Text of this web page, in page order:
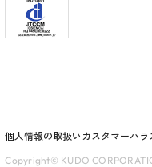
個人情報の取扱い カスタマーハ
Copyright© KUDO